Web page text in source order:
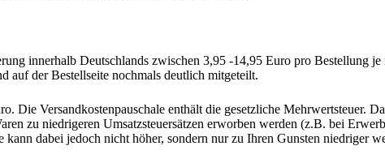
innerhalb Deutschlands zwischen 3,95 -14,95 Euro pro Bestellung je
auf der Bestellseite nochmals deutlich mitgeteilt.
Die Versandkostenpauschale enthält die gesetzliche Mehrwertsteuer.
zu niedrigeren Umsatzsteuersätzen erworben werden (z.B. bei
dabei jedoch nicht höher, sondern nur zu Ihren Gunsten niedriger